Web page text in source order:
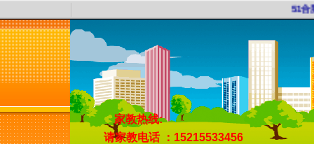
51合
家教热线:
请家教电话 ：15215533456